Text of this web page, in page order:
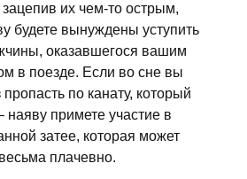
их чем-то острым,
будете вынуждены уступить
оказавшегося вашим
в поезде. Если во сне вы
по канату, который
наяву примете участие в
затее, которая может
плачевно.